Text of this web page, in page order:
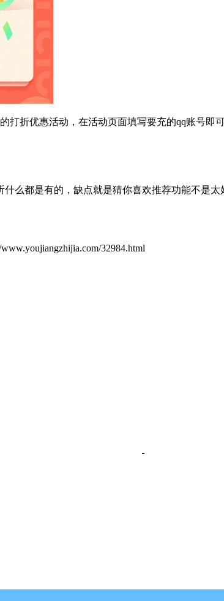
打折优惠活动，在活动页面填写要充的qq账号即
么都是有的，缺点就是猜你喜欢推荐功能不是
32984.html